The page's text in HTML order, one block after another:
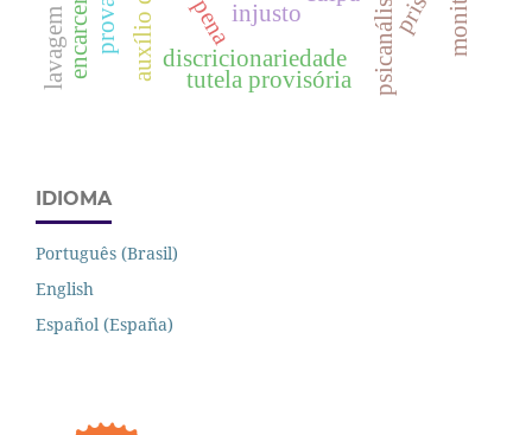
psicanálise
injusto
discricionariedade
tutela provisória
IDIOMA
Português (Brasil)
English
Español (España)